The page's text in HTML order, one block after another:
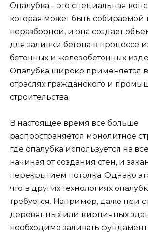
Опалубка – это специальная
которая может быть собираемой
неразборной, и она создает
для заливки бетона в процессе
бетонных и железобетонных
Опалубка широко применяется
отраслях гражданского и
строительства.
В настоящее время все больше
распространяется монолитное
где опалубка используется на
начиная от создания стен, и
перекрытием потолка. Однако
что в других технологиях
требуется. Например, даже при
деревянных или кирпичных
необходимо заливать фундамент.